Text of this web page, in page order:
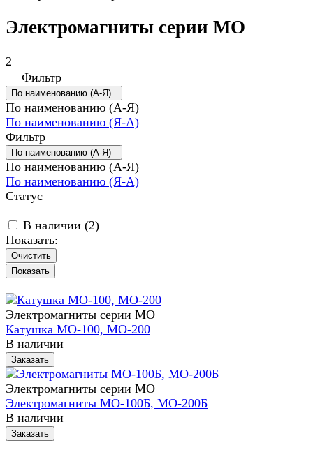
Электромагниты серии МО
2
Фильтр
По наименованию (А-Я)
По наименованию (А-Я)
По наименованию (Я-А)
Фильтр
По наименованию (А-Я)
По наименованию (А-Я)
По наименованию (Я-А)
Статус
В наличии (2)
Показать:
Очистить
Электромагниты серии МО
Катушка МО-100, МО-200
В наличии
Заказать
Электромагниты серии МО
Электромагниты МО-100Б, МО-200Б
В наличии
Заказать